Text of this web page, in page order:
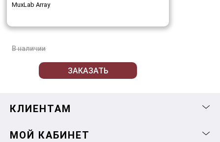
MuxLab Array
В наличии
ЗАКАЗАТЬ
КЛИЕНТАМ
МОЙ КАБИНЕТ